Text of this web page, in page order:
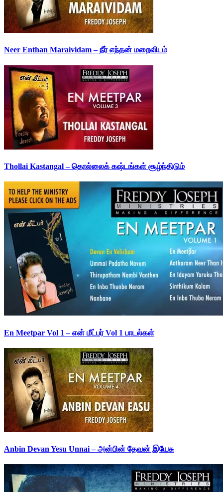
Neer Enthan Maraividam – நீர் எந்தன் மறைவிடம்
Thollai Kastangal – தொல்லைக் கஷ்டங்கள் சூழ்ந்திடும்
En Meetpar Vol 1 – என் மீட்பர் Vol 1 பாடல்கள்
Anbin Devan Yesu Unnai – அன்பின் தேவன் இயேசு